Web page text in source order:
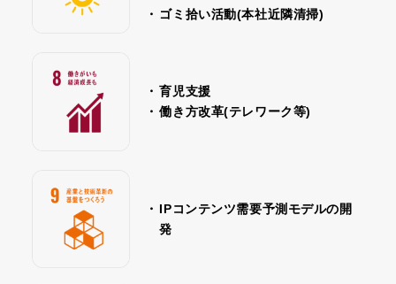
・ ゴミ拾い活動(本社近隣清掃)
・ 育児支援
・ 働き方改革(テレワーク等)
・ IPコンテンツ需要予測モデルの開
発